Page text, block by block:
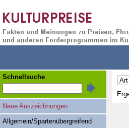
Schnellsuche
Neue Auszeichnungen
Allgemein/Spartenübergreifend